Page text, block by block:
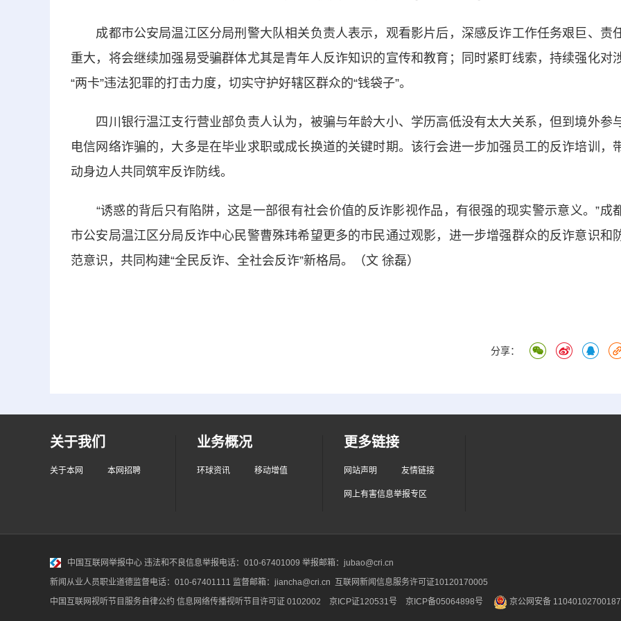
成都市公安局温江区分局刑警大队相关负责人表示，观看影片后，深感反诈工作任务艰巨、责
重大，将会继续加强易受骗群体尤其是青年人反诈知识的宣传和教育；同时紧盯线索，持续强化对
“两卡”违法犯罪的打击力度，切实守护好辖区群众的“钱袋子”。
四川银行温江支行营业部负责人认为，被骗与年龄大小、学历高低没有太大关系，但到境外参
电信网络诈骗的，大多是在毕业求职或成长换道的关键时期。该行会进一步加强员工的反诈培训，
动身边人共同筑牢反诈防线。
“诱惑的背后只有陷阱，这是一部很有社会价值的反诈影视作品，有很强的现实警示意义。”成
市公安局温江区分局反诈中心民警曹殊玮希望更多的市民通过观影，进一步增强群众的反诈意识和
范意识，共同构建“全民反诈、全社会反诈”新格局。（文 徐磊）
分享：
关于我们
关于本网 本网招聘
业务概况
环球资讯 移动增值
更多链接
网站声明 友情链接
网上有害信息举报专区
中国互联网举报中心 违法和不良信息举报电话：010-67401009 举报邮箱：jubao@cri.cn
新闻从业人员职业道德监督电话：010-67401111 监督邮箱：jiancha@cri.cn 互联网新闻信息服务许可证10120170005
中国互联网视听节目服务自律公约 信息网络传播视听节目许可证 0102002 京ICP证120531号 京ICP备05064898号 京公网安备